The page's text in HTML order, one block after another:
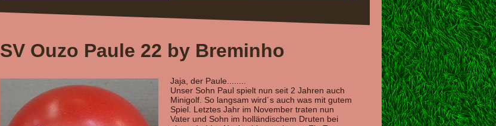
SV Ouzo Paule 22 by Breminho
Jaja, der Paule........
Unser Sohn Paul spielt nun seit 2 Jahren auch
Minigolf. So langsam wird´s auch was mit gutem
Spiel. Letztes Jahr im November traten nun
Vater und Sohn im holländischem Druten bei